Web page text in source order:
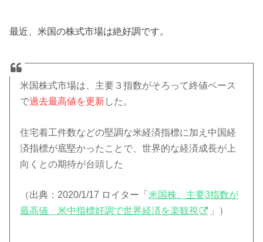
最近、米国の株式市場は絶好調です。
米国株式市場は、主要３指数がそろって終値ベース
で過去最高値を更新した。
住宅着工件数などの堅調な米経済指標に加え中国経
済指標が底堅かったことで、世界的な経済成長が上
向くとの期待が台頭した
（出典：2020/1/17 ロイター「米国株、主要3指数が
最高値 米中指標好調で世界経済を楽観視
」）